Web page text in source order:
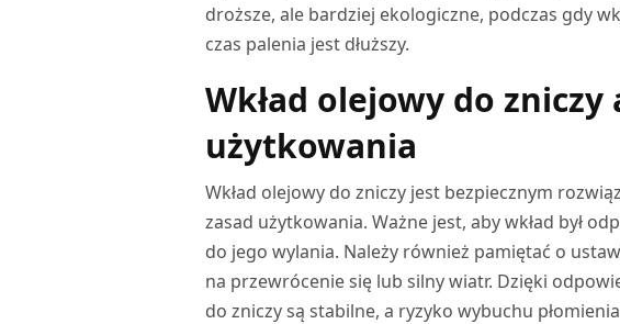
droższe, ale bardziej ekologiczne, podczas gdy
czas palenia jest dłuższy.
Wkład olejowy do
użytkowania
Wkład olejowy do zniczy jest bezpiecznym
zasad użytkowania. Ważne jest, aby wkład był
do jego wylania. Należy również pamiętać o
na przewrócenie się lub silny wiatr. Dzięki
do zniczy są stabilne, a ryzyko wybuchu